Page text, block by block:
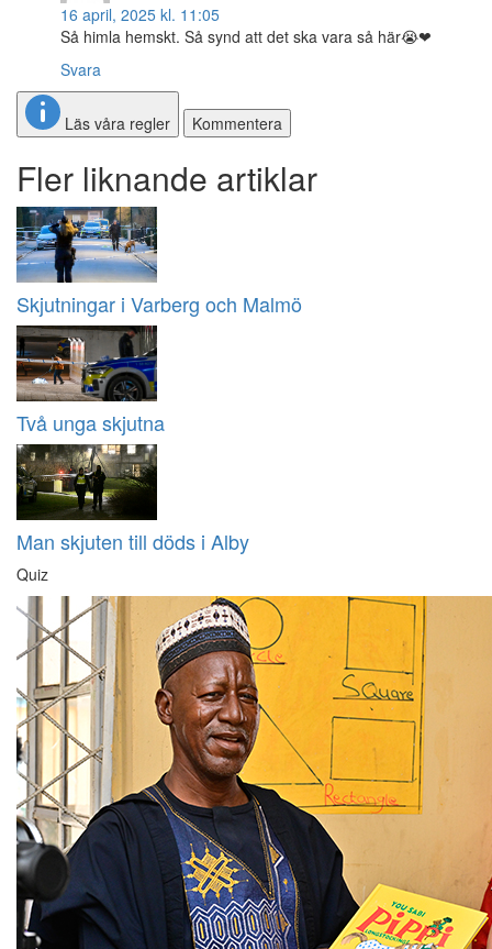
16 april, 2025 kl. 11:05
Så himla hemskt. Så synd att det ska vara så här😭❤
Svara
Läs våra regler Kommentera
Fler liknande artiklar
Skjutningar i Varberg och Malmö
Två unga skjutna
Man skjuten till döds i Alby
Quiz